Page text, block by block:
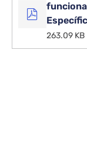
263.09 KB